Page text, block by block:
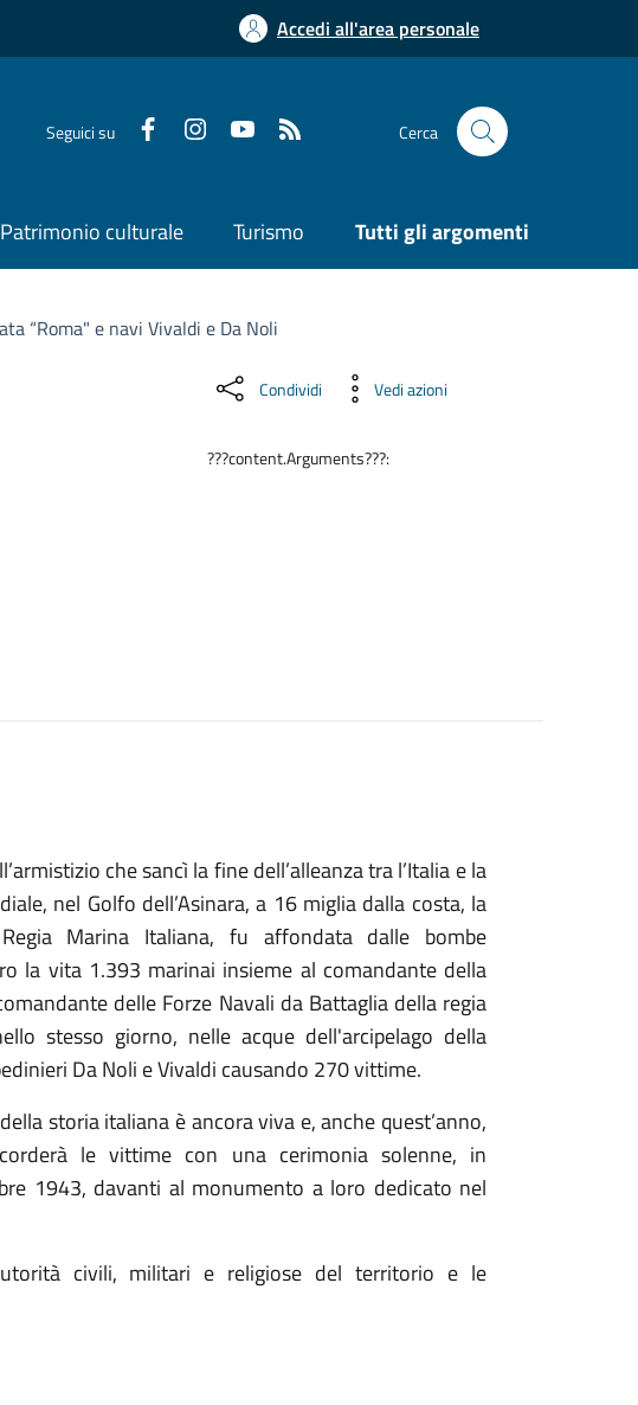
Accedi all'area personale
Seguici su Cerca
Patrimonio culturale Turismo Tutti gli argomenti
“Roma" e navi Vivaldi e Da Noli
Condividi Vedi azioni
???content.Arguments???:
che sancì la fine dell’alleanza tra l’Italia e la
nel Golfo dell’Asinara, a 16 miglia dalla costa, la
Marina Italiana, fu affondata dalle bombe
la vita 1.393 marinai insieme al comandante della
delle Forze Navali da Battaglia della regia
stesso giorno, nelle acque dell'arcipelago della
Da Noli e Vivaldi causando 270 vittime.
storia italiana è ancora viva e, anche quest’anno,
le vittime con una cerimonia solenne, in
1943, davanti al monumento a loro dedicato nel
civili, militari e religiose del territorio e le